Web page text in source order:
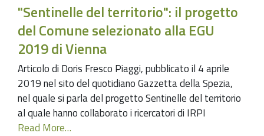
"Sentinelle del territorio": il progetto
del Comune selezionato alla EGU
2019 di Vienna
Articolo di Doris Fresco Piaggi, pubblicato il 4 aprile
2019 nel sito del quotidiano Gazzetta della Spezia,
nel quale si parla del progetto Sentinelle del territorio
al quale hanno collaborato i ricercatori di IRPI
Read More…